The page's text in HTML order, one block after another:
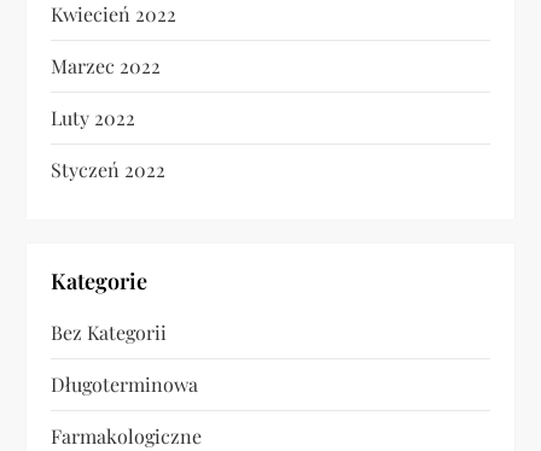
Kwiecień 2022
Marzec 2022
Luty 2022
Styczeń 2022
Kategorie
Bez Kategorii
Długoterminowa
Farmakologiczne